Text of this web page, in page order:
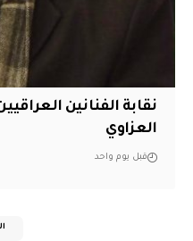
نقابة الفنانين
العزاوي
قبل يوم واحد